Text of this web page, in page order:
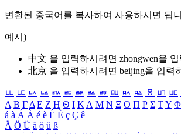
변환된 중국어를 복사하여 사용하시면 됩
예시)
中文 을 입력하시려면 zhongwen을
北京 을 입력하시려면 beijing을 입력
ㅥ ㅦ ㅧ ㅨ ㅩ ㅪ ㅫ ㅬ ㅭ ㅮ ㅯ ㅰ ㅱ ㅲ ㅳ
Α Β ΓΔ Ε Ζ Η Θ Ι ΚΛ Μ Ν Ξ Ο Π Ρ Σ ΤΥ Φ
á à Á À é è É È ç Ç ê
Ä Ö Ü ä ö ü ß